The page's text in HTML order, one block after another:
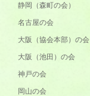
静岡（森町の会）
名古屋の会
大阪（協会本部）の会
大阪（池田）の会
神戸の会
岡山の会